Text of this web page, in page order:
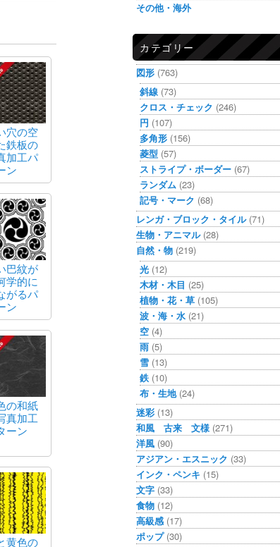
穴の空
鉄板の
加工パ
ン
巴紋が
学的に
がるパ
ン
の和紙
真加工
ーン
黄色の
その他・海外
カテゴリー
図形 (763)
斜線 (73)
クロス・チェック (246)
円 (107)
多角形 (156)
菱型 (57)
ストライプ・ボーダー (67)
ランダム (23)
記号・マーク (68)
レンガ・ブロック・タイル(71)
生物・アニマル(28)
自然・物 (219)
光 (12)
木材・木目 (25)
植物・花・草 (105)
波・海・水 (21)
空 (4)
雨 (5)
雪 (13)
鉄 (10)
布・生地(24)
迷彩 (13)
和風 古来 文様 (271)
洋風 (90)
アジアン・エスニック (33)
インク・ペンキ (15)
文字 (33)
食物 (12)
高級感 (17)
ポップ(30)